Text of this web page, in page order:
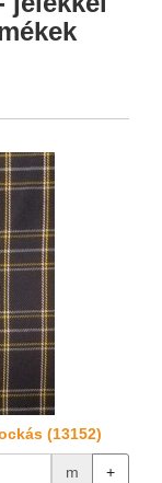
(13152)
m +